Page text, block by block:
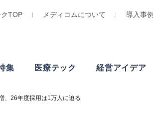
集 医療テック 経営アイデア
TOP メディコムについて 導入事例
、26年度採用は1万人に迫る